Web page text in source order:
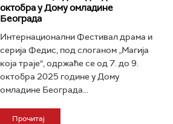
октобра у Дому омладине
Београда
Интернационални Фестивал драма и
серија Федис, под слоганом „Магија
која траје“, одржаће се од 7. до 9.
октобра 2025 године у Дому
омладине Београда...
Прочитај